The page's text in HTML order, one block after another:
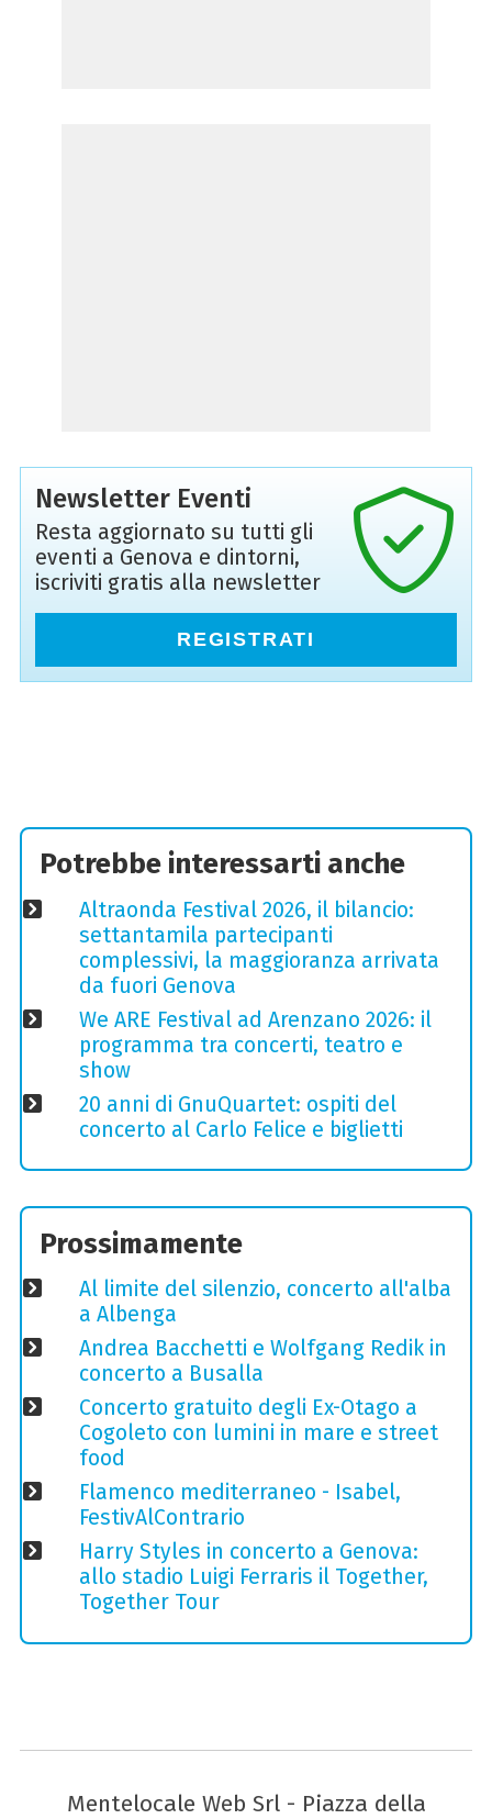
Newsletter Eventi
Resta aggiornato su tutti gli
eventi a Genova e dintorni,
iscriviti gratis alla newsletter
REGISTRATI
Potrebbe interessarti anche
Altraonda Festival 2026, il bilancio:
settantamila partecipanti
complessivi, la maggioranza arrivata
da fuori Genova
We ARE Festival ad Arenzano 2026: il
programma tra concerti, teatro e
show
20 anni di GnuQuartet: ospiti del
concerto al Carlo Felice e biglietti
Prossimamente
Al limite del silenzio, concerto all'alba
a Albenga
Andrea Bacchetti e Wolfgang Redik in
concerto a Busalla
Concerto gratuito degli Ex-Otago a
Cogoleto con lumini in mare e street
food
Flamenco mediterraneo - Isabel,
FestivAlContrario
Harry Styles in concerto a Genova:
allo stadio Luigi Ferraris il Together,
Together Tour
Mentelocale Web Srl - Piazza della